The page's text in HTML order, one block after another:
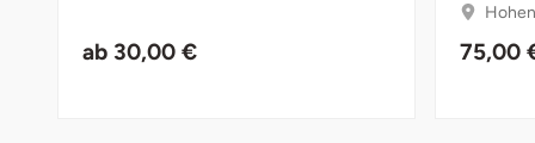
ab 30,00 € 75,00